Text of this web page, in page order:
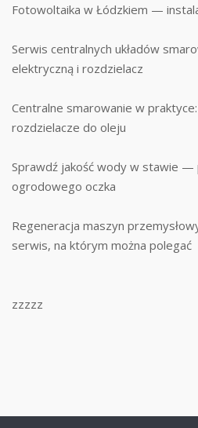
Fotowoltaika w Łódzkiem —
Serwis centralnych układów
elektryczną i rozdzielacz
Centralne smarowanie w
rozdzielacze do oleju
Sprawdź jakość wody w stawie
ogrodowego oczka
Regeneracja maszyn
serwis, na którym można polegać
zzzzz